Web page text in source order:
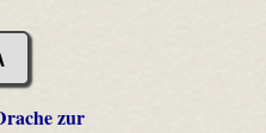
zur